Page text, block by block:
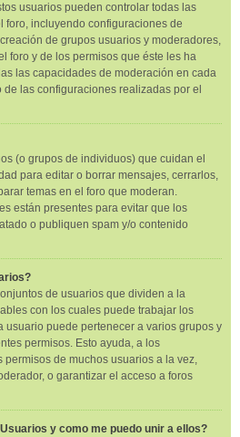
usuarios pueden controlar todas las
foro, incluyendo configuraciones de
de grupos usuarios y moderadores,
foro y de los permisos que éste les ha
las capacidades de moderación en cada
las configuraciones realizadas por el
(o grupos de individuos) que cuidan el
para editar o borrar mensajes, cerrarlos,
temas en el foro que moderan.
están presentes para evitar que los
o publiquen spam y/o contenido
de usuarios que dividen a la
con los cuales puede trabajar los
usuario puede pertenecer a varios grupos y
permisos. Esto ayuda, a los
de muchos usuarios a la vez,
o garantizar el acceso a foros
y como me puedo unir a ellos?